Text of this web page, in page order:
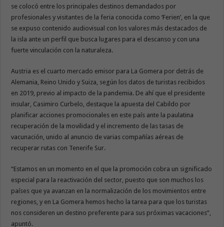
se colocó entre los principales destinos demandados por
profesionales y visitantes de la feria conocida como ‘Ferien’, en la que
se expuso contenido audiovisual con los valores más destacados de
la isla ante un perfil que busca lugares para el descanso y con una
fuerte vinculación con la naturaleza.
Austria es el cuarto mercado emisor para La Gomera por detrás de
Alemania, Reino Unido y Suiza, según los datos de turistas recibidos
en 2019, previo al impacto de la pandemia. De ahí que el presidente
insular, Casimiro Curbelo, destaque la apuesta del Cabildo por
planificar acciones promocionales en este país ante la paulatina
recuperación de la movilidad y el incremento de las tasas de
vacunación, unido al anuncio de varias compañías aéreas de
recuperar rutas con Tenerife Sur.
“Estamos en un momento en el que la promoción cobra un significado
especial para la reactivación del sector, puesto que son muchos los
países que ya avanzan en la normalización de los movimientos entre
regiones, y en La Gomera hemos hecho la tarea para que los turistas
nos consideren un destino preferente para sus próximas vacaciones”,
apuntó.